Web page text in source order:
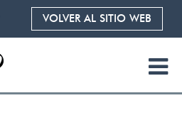
VOLVER AL SITIO WEB